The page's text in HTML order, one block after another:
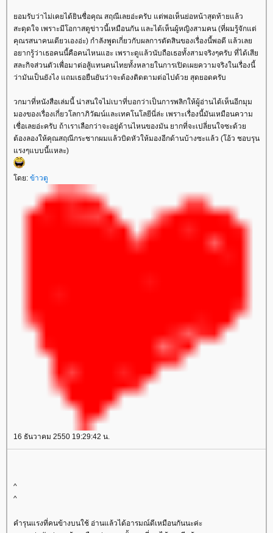
อมรับว่าไม่เคยได้ยินชื่อคุณ สฤณีเลยอ่ะครับ แต่พอเห็นย่อหน้าสุดท้ายแล้ว
สะดุดใจ เพราะมีโอกาสดูข่าวนี้เหมือนกัน และได้เห็นผู้หญิงสามคน (ที่ผมรู้จักแต่
คุณรสนาคนเดียวเองอ่ะ) กำลังพูดเกี่ยวกับผลการตัดสินของเรื่องนี้พอดี แล้วเล
อยากรู้ว่าเธอคนนี้คือคนไหนแฮะ เพราะดูแล้วนับถือเธอทั้งสามจริงๆครับ ที่ได้เสี
สละกิจส่วนตัวเพื่อมาต่อสู้แทนคนไทยทั้งหลายในการเปิดเผยความจริงในเรื่องนี้
ว่ามันเป็นยังไง แถมเธอยืนยันว่าจะต้องติดตามต่อไปด้วย สุดยอดครับ
วกมาที่หนังสือเล่มนี้ น่าสนใจไม่เบาที่บอกว่าเป็นการพลิกให้ผู้อ่านได้เห็นอีกมุม
มองของเรื่องเกี่ยวโลกาภิวัฒน์และเทคโนโลยีนี่ล่ะ เพราะเรื่องนี้มันเหมือนความ
เชื่อเลยอ่ะครับ ถ้าเราเลือกว่าจะอยู่ด้านไหนของมัน ยากที่จะเปลี่ยนใจซะด้ว
ต้องลองให้คุณสฤณีกระชากผมแล้วบิดหัวให้มองอีกด้านบ้างซะแล้ว (โอ้ว ชอบรุน
รงๆแบบนี้แหละ)
ดย: ข้าวตู
16 ธันวาคม 2550 19:29:42 น.
^
^
คำรุนแรงที่คนข้างบนใช้ อ่านแล้วได้อารมณ์ดีเหมือนกันนะค่ะ